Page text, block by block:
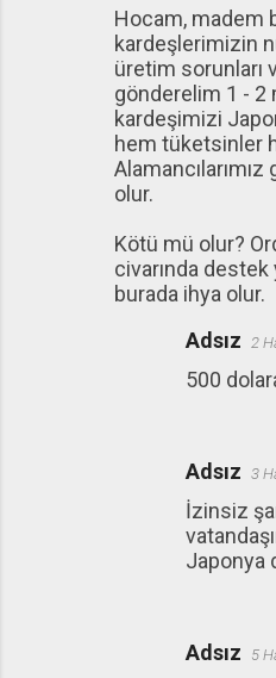
Hocam, madem
kardeşlerimizin
üretim sorunları
gönderelim 1 - 2
kardeşimizi
hem tüketsinler
olur.
Kötü mü olur?
civarında
burada ihya olur.
Adsız 2
500
Adsız 3
İzinsiz
Japonya
Adsız 5